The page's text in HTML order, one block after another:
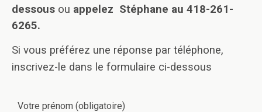
dessous ou appelez Stéphane au 418-261-
6265.
Si vous préférez une réponse par téléphone,
inscrivez-le dans le formulaire ci-dessous
Votre prénom (obligatoire)